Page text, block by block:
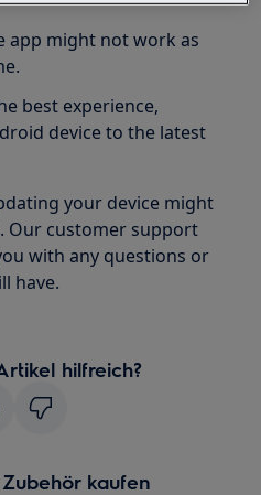
app might not work as
best experience,
device to the latest
your device might
Our customer support
with any questions or
have.
hilfreich?
kaufen